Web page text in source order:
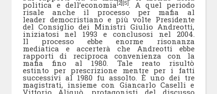
politica e dell’economia[2][5] . A quel periodo
risale anche il processo per mafia al
leader democristiano e più volte Presidente
del Consiglio dei Ministri Giulio Andreotti,
iniziatosi nel 1993 e conclusosi nel 2004.
Il processo ebbe enorme risonanza
mediatica e accerterà che Andreotti ebbe
rapporti di reciproca convenienza con la
mafia fino al 1980. Tale reato risultò
estinto per prescrizione mentre per i fatti
successivi al 1980 fu assolto. È uno dei tre
magistrati, insieme con Giancarlo Caselli e
Vittorio Aliquò, protagonisti del discusso